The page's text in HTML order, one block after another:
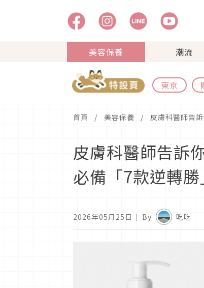
美容保養 潮流
東京
首頁 美容保養 皮膚科醫師告
皮膚科醫師告訴
必備「7款逆轉
2026年05月25日 ｜ By 吃吃